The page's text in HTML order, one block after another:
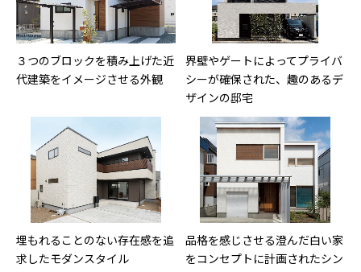
３つのブロックを積み上げた近
代建築をイメージさせる外観
界壁やゲートによってプライバ
シーが確保された、趣のあるデ
ザインの邸宅
埋もれることのない存在感を追
求したモダンスタイル
品格を感じさせる澄んだ白い家
をコンセプトに計画されたシン